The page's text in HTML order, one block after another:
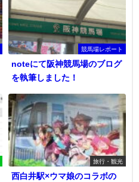
競馬場レポート
noteにて阪神競馬場のブログ
を執筆しました！
旅行・観光
西白井駅×ウマ娘のコラボの